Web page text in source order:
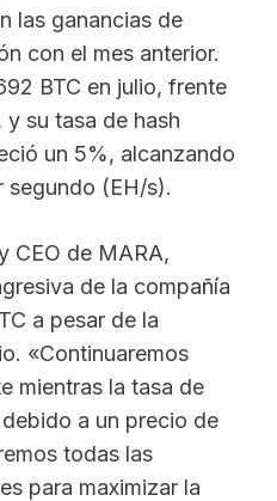
las ganancias de
con el mes anterior.
BTC en julio, frente
y su tasa de hash
un 5%, alcanzando
segundo (EH/s).
CEO de MARA,
de la compañía
a pesar de la
«Continuaremos
mientras la tasa de
a un precio de
todas las
para maximizar la